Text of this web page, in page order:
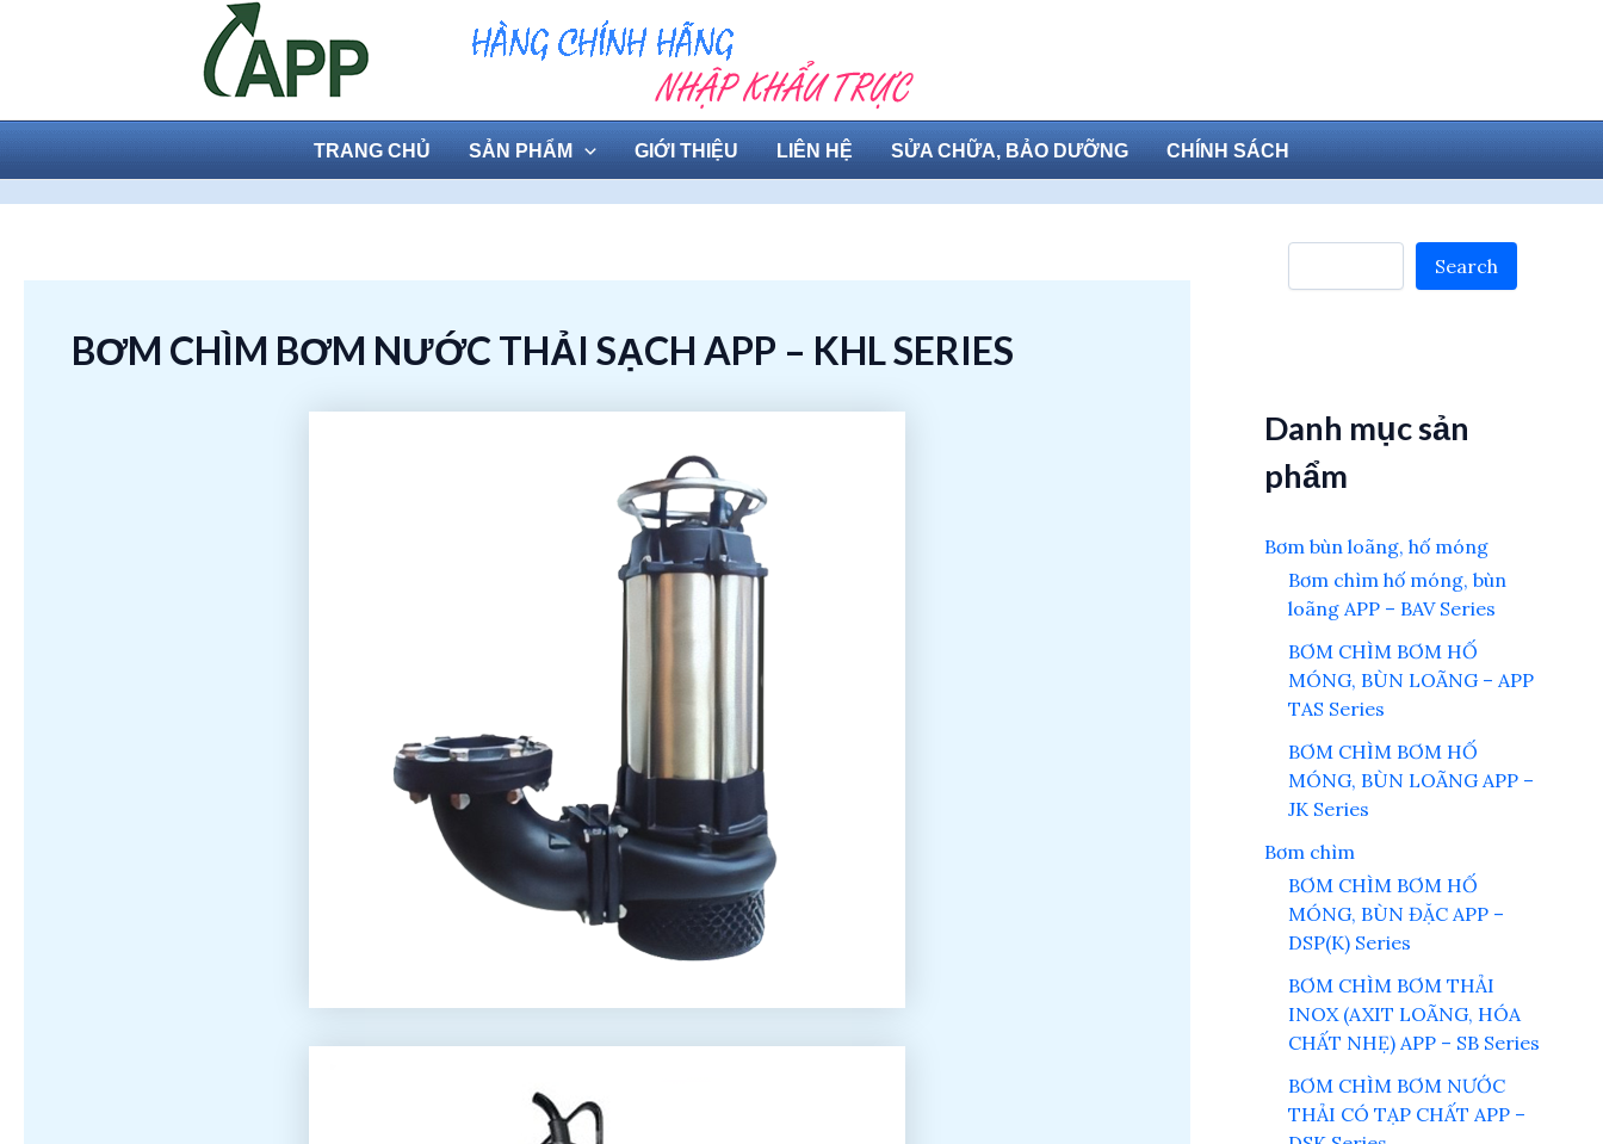
TRANG CHỦ SẢN PHẨM GIỚI THIỆU LIÊN HỆ SỬA CHỮA, BẢO DƯỠNG CHÍNH SÁCH
BƠM CHÌM BƠM NƯỚC THẢI SẠCH APP – KHL SERIES
Search
Search
Danh mục sản
phẩm
Bơm bùn loãng, hố móng
Bơm chìm hố móng, bùn
loãng APP – BAV Series
BƠM CHÌM BƠM HỐ
MÓNG, BÙN LOÃNG – APP
TAS Series
BƠM CHÌM BƠM HỐ
MÓNG, BÙN LOÃNG APP –
JK Series
Bơm chìm
BƠM CHÌM BƠM HỐ
MÓNG, BÙN ĐẶC APP –
DSP(K) Series
BƠM CHÌM BƠM THẢI
INOX (AXIT LOÃNG, HÓA
CHẤT NHẸ) APP – SB Series
BƠM CHÌM BƠM NƯỚC
THẢI CÓ TẠP CHẤT APP –